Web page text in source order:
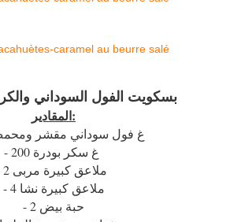
بسكويت الفول السوداني
المقادير:
- 4 ملاعق كبيرة نشا
- 2 حبة بيض